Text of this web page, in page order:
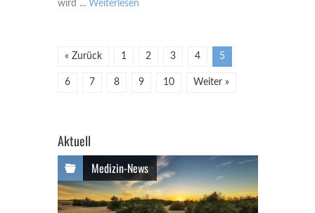
wird ... Weiterlesen
« Zurück 1 2 3 4 5
6 7 8 9 10 Weiter »
Aktuell
Medizin-News